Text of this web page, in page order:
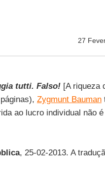
27
tutti. Falso! [A riqueza
Zygmunt Bauman
ao lucro individual não
, 25-02-2013. A